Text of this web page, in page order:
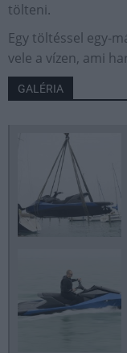
tölteni.
Egy töltéssel egy-
vele a vízen, ami
GALÉRIA